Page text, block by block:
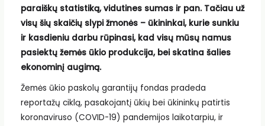
paraiškų statistiką, vidutines sumas ir pan. Tačiau už
visų šių skaičių slypi žmonės – ūkininkai, kurie sunkiu
ir kasdieniu darbu rūpinasi, kad visų mūsų namus
pasiektų žemės ūkio produkcija, bei skatina šalies
ekonominį augimą.
Žemės ūkio paskolų garantijų fondas pradeda
reportažų ciklą, pasakojantį ūkių bei ūkininkų patirtis
koronaviruso (COVID-19) pandemijos laikotarpiu, ir